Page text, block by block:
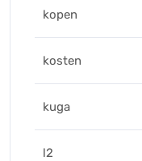
kopen
kosten
kuga
l2